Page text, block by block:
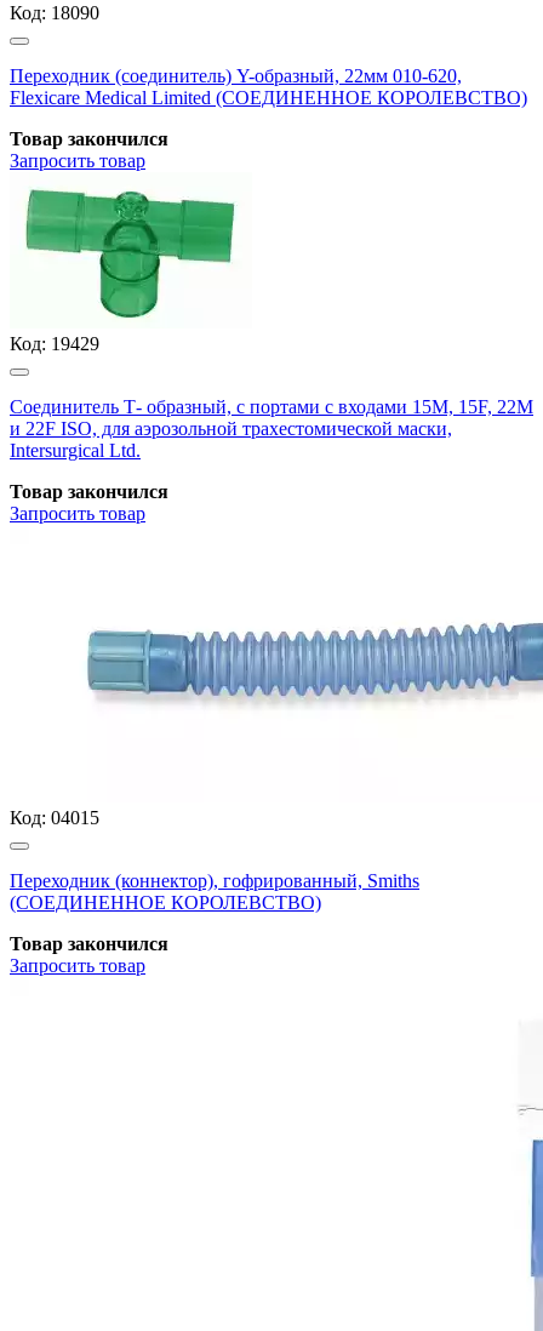
Код: 18090
Переходник (соединитель) Y-образный, 22мм 010-620,
Flexicare Medical Limited (СОЕДИНЕННОЕ КОРОЛЕВСТВО)
Товар закончился
Запросить товар
Код: 19429
Соединитель Т- образный, с портами с входами 15M, 15F, 22M
и 22F ISO, для аэрозольной трахестомической маски,
Intersurgical Ltd.
Товар закончился
Запросить товар
Код: 04015
Переходник (коннектор), гофрированный, Smiths
(СОЕДИНЕННОЕ КОРОЛЕВСТВО)
Товар закончился
Запросить товар